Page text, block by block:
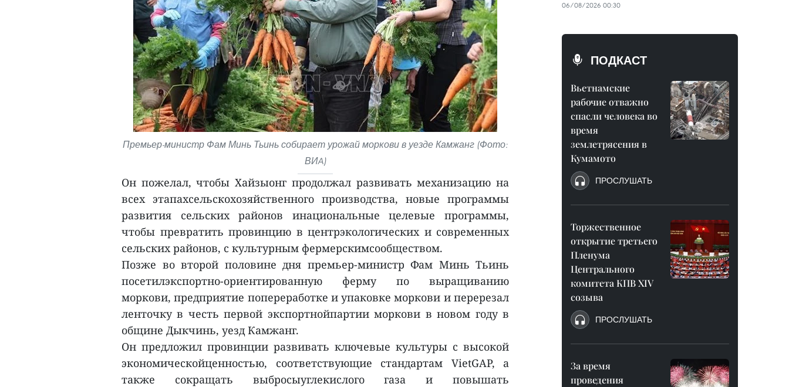
Премьер-министр Фам Минь Тьинь собирает урожай моркови в уезде Камжанг (Фото:
ВИA)
Он пожелал, чтобы Хайзыонг продолжал развивать механизацию на
всех этапахсельскохозяйственного производства, новые программы
развития сельских районов инациональные целевые программы,
чтобы превратить провинцию в центрэкологических и современных
сельских районов, с культурным фермерскимсообществом.
Позже во второй половине дня премьер-министр Фам Минь Тьинь
посетилэкспортно-ориентированную ферму по выращиванию
моркови, предприятие попереработке и упаковке моркови и перерезал
ленточку в честь первой экспортнойпартии моркови в новом году в
общине Дыкчинь, уезд Камжанг.
Он предложил провинции развивать ключевые культуры с высокой
экономическойценностью, соответствующие стандартам VietGAP, а
также сокращать выбросыуглекислого газа и повышать
06/08/2026 00:30
ПОДКАСТ
Вьетнамские
рабочие отважно
спасли человека во
время
землетрясения в
Кумамото
ПРОСЛУШАТЬ
Торжественное
открытие третьего
Пленума
Центрального
комитета КПВ XIV
созыва
ПРОСЛУШАТЬ
За время
проведения